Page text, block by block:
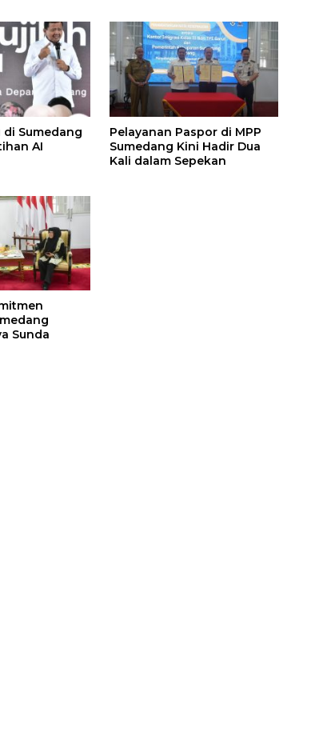
di Sumedang
AI
Pelayanan Paspor di MPP
Sumedang Kini Hadir Dua
Kali dalam Sepekan
Sunda